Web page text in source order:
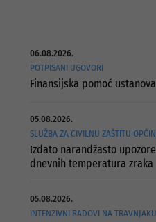
06.08.2026.
POTPISANI UGOVORI
Finansijska pomoć
05.08.2026.
SLUŽBA ZA CIVILNU ZAŠTITU
Izdato narandžasto
dnevnih temperatura zraka
05.08.2026.
INTENZIVNI RADOVI NA